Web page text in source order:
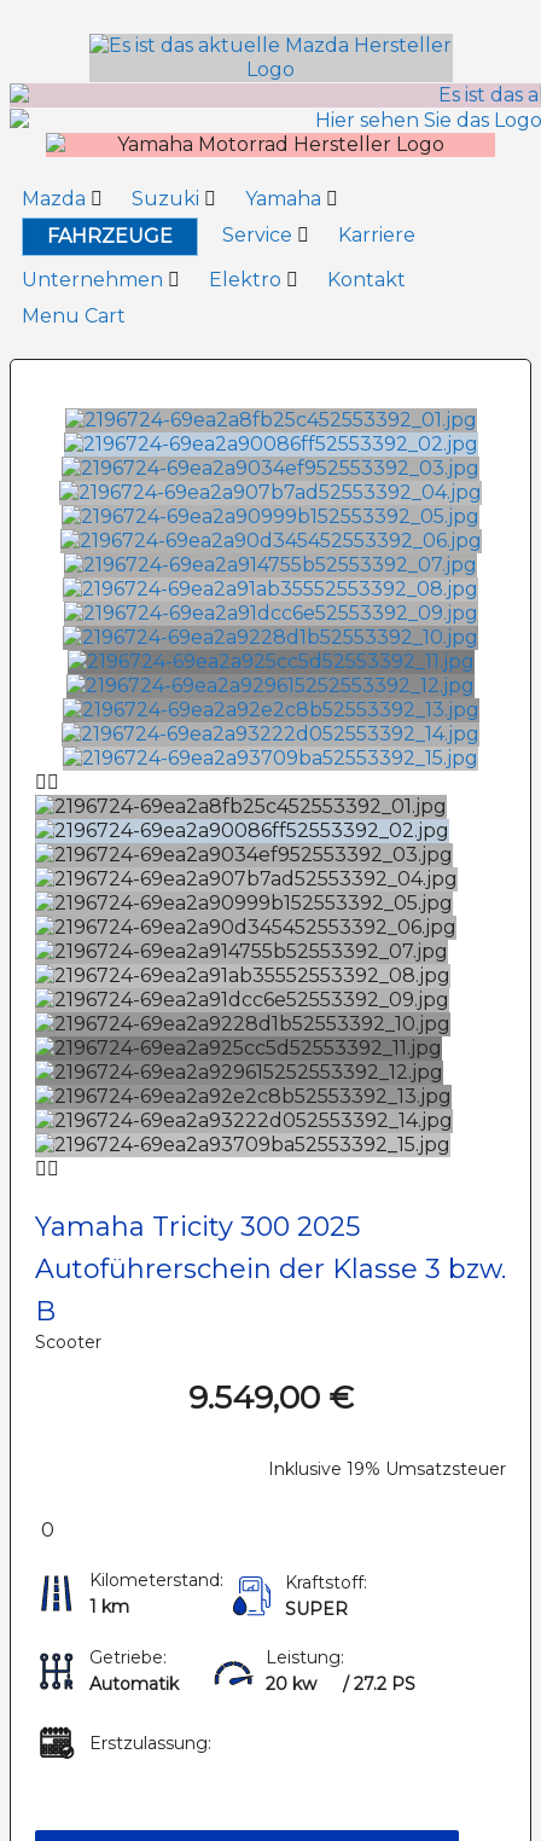
springen
Mazda Suzuki
Yamaha
FAHRZEUGE
Service
Karriere
Unternehmen
Elektro
Kontakt
Menu Cart
Yamaha Tricity 300 2025
Autoführerschein der Klasse 3 bzw.
B
Scooter
9.549,00 €
Inklusive 19% Umsatzsteuer
0
Kilometerstand:
1 km
Kraftstoff:
SUPER
Getriebe:
Automatik
Leistung:
20 kw
/ 27.2 PS
Erstzulassung: